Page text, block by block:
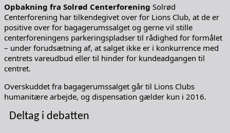
Opbakning fra Solrød Centerforening Solrød
Centerforening har tilkendegivet over for Lions Club, at de er
positive over for bagagerumssalget og gerne vil stille
centerforeningens parkeringspladser til rådighed for formålet
– under forudsætning af, at salget ikke er i konkurrence med
centrets vareudbud eller til hinder for kundeadgangen til
centret.
Overskuddet fra bagagerumssalget går til Lions Clubs
humanitære arbejde, og dispensation gælder kun i 2016.
Deltag i debatten